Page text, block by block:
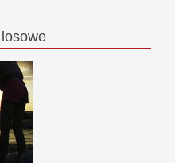
losowe